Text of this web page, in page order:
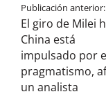
Publicación anterior:
El giro de Milei
China está
impulsado por
pragmatismo,
un analista